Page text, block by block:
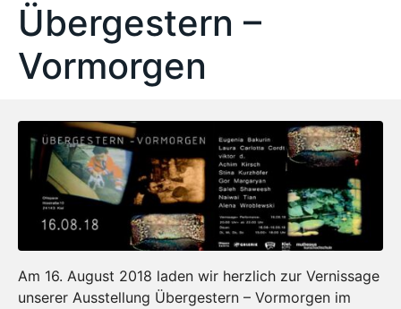
Übergestern –
Vormorgen
Am 16. August 2018 laden wir herzlich zur Vernissage
unserer Ausstellung Übergestern – Vormorgen im